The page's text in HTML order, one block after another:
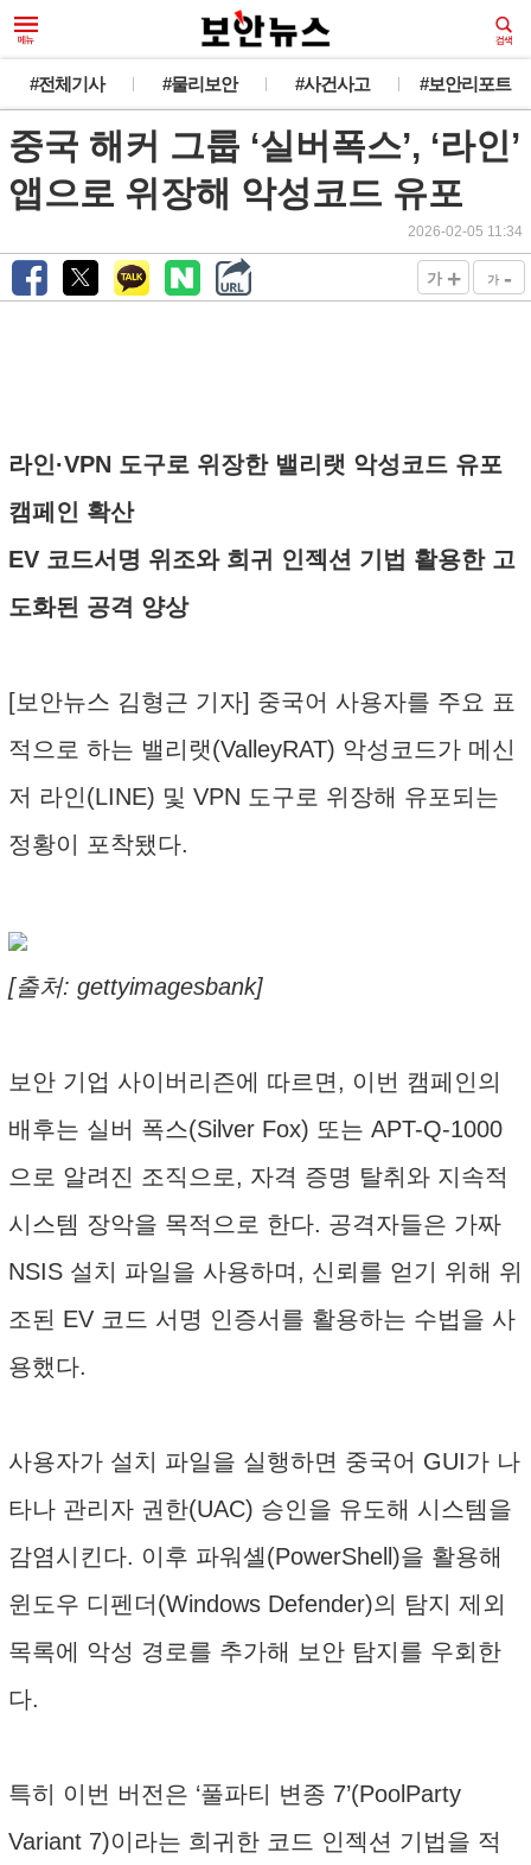
#전체기사 #물리보안 #사건사고 #보안리포트
중국 해커 그룹 ‘실버폭스’, ‘라인’
앱으로 위장해 악성코드 유포
2026-02-05 11:34
가 + 가 -
라인·VPN 도구로 위장한 밸리랫 악성코드 유포
캠페인 확산
EV 코드서명 위조와 희귀 인젝션 기법 활용한 고
도화된 공격 양상
[보안뉴스 김형근 기자] 중국어 사용자를 주요 표
적으로 하는 밸리랫(ValleyRAT) 악성코드가 메신
저 라인(LINE) 및 VPN 도구로 위장해 유포되는
정황이 포착됐다.
[출처: gettyimagesbank]
보안 기업 사이버리즌에 따르면, 이번 캠페인의
배후는 실버 폭스(Silver Fox) 또는 APT-Q-1000
으로 알려진 조직으로, 자격 증명 탈취와 지속적
시스템 장악을 목적으로 한다. 공격자들은 가짜
NSIS 설치 파일을 사용하며, 신뢰를 얻기 위해 위
조된 EV 코드 서명 인증서를 활용하는 수법을 사
용했다.
사용자가 설치 파일을 실행하면 중국어 GUI가 나
타나 관리자 권한(UAC) 승인을 유도해 시스템을
감염시킨다. 이후 파워셸(PowerShell)을 활용해
윈도우 디펜더(Windows Defender)의 탐지 제외
목록에 악성 경로를 추가해 보안 탐지를 우회한
다.
특히 이번 버전은 ‘풀파티 변종 7’(PoolParty
Variant 7)이라는 희귀한 코드 인젝션 기법을 적